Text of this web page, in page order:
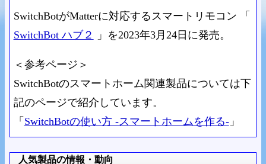
SwitchBotがMatterに対応するスマートリモコン 「
SwitchBot ハブ２
」を2023年3月24日に発売。
＜参考ページ＞
SwitchBotのスマートホーム関連製品については下
記のページで紹介しています。
「 SwitchBotの使い方 -スマートホームを作る-」
人気製品の情報・動向